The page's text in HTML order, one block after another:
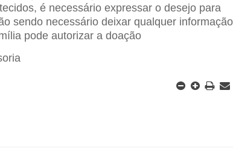
é necessário expressar o desejo para
sendo necessário deixar qualquer informação
pode autorizar a doação